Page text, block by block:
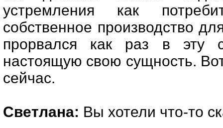
устремления как
собственное производство
прорвался как раз в эту
настоящую свою сущность.
сейчас.
Светлана: Вы хотели что-то